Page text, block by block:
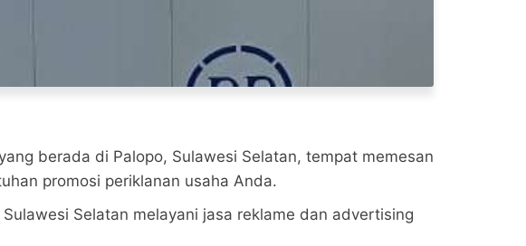
berada di Palopo, Sulawesi Selatan, tempat memesan
promosi periklanan usaha Anda.
Selatan melayani jasa reklame dan advertising